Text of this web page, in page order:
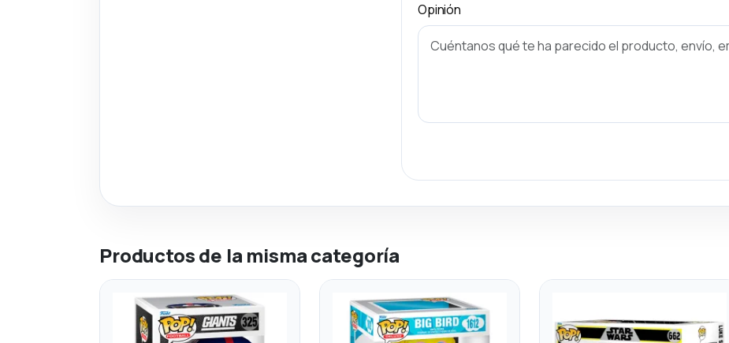
Opinión
Productos de la misma categoría